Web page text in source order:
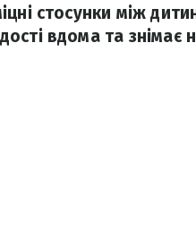
стосунки між
вдома та знімає